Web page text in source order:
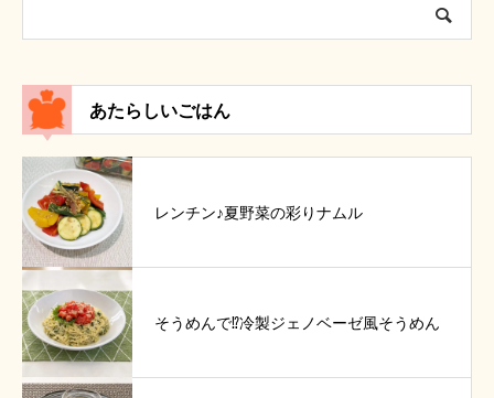
あたらしいごはん
レンチン♪夏野菜の彩りナムル
そうめんで⁉冷製ジェノベーゼ風そうめん